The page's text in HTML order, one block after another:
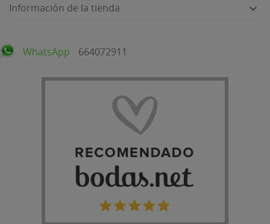
Información de la tienda 
WhatsApp 664072911